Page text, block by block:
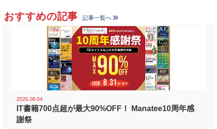
おすすめの記事 記事一覧へ
2026.08.04
IT書籍700点超が最大90%OFF！ Manatee10周年感
謝祭